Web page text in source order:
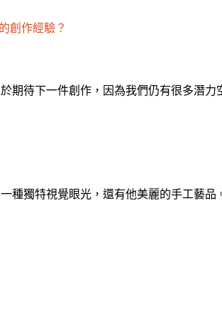
創作經驗？
期待下一件創作，因為我們仍有很多潛力
種獨特視覺眼光，還有他美麗的手工藝品